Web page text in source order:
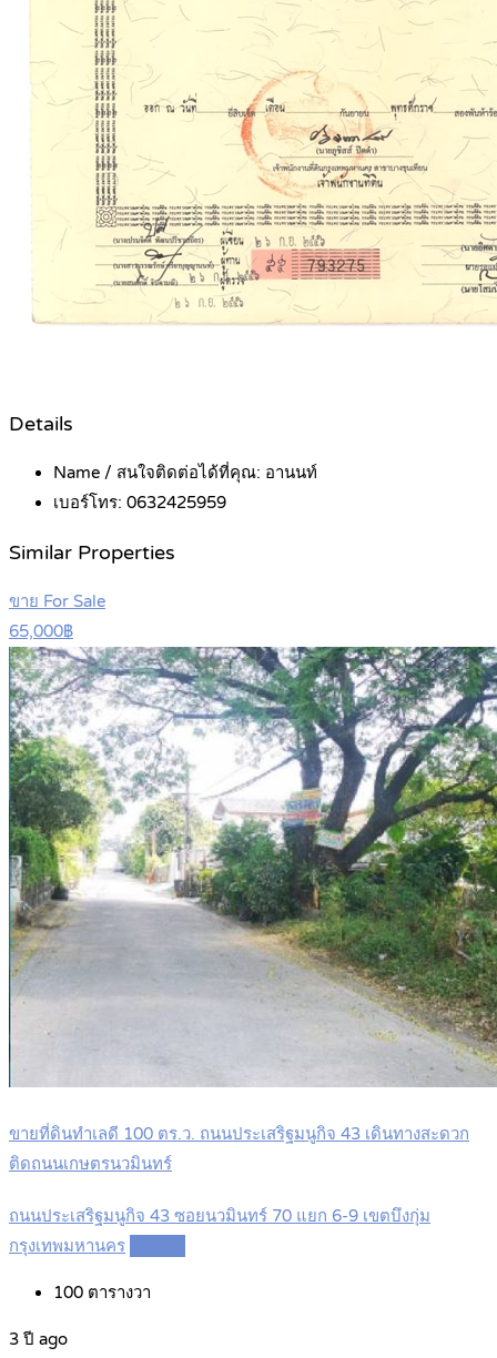
Details
Name / สนใจติดต่อได้ที่คุณ: อานนท์
เบอร์โทร: 0632425959
Similar Properties
ขาย For Sale
65,000฿
ขายที่ดินทำเลดี 100 ตร.ว. ถนนประเสริฐมนูกิจ 43 เดินทางสะดวก
ติดถนนเกษตรนวมินทร์
ถนนประเสริฐมนูกิจ 43 ซอยนวมินทร์ 70 แยก 6-9 เขตบึงกุ่ม
กรุงเทพมหานคร
100 ตารางวา
3 ปี ago